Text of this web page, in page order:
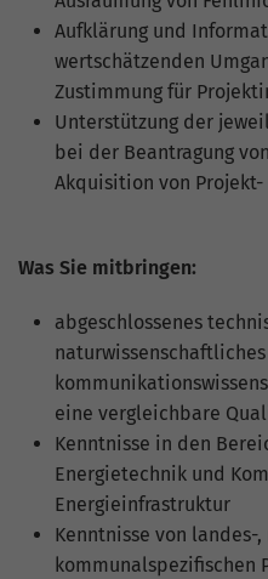
Aufklärung und
wertschätzenden
Zustimmung für
Unterstützung der
bei der Beantragung
Akquisition von
Was Sie mitbringen:
abgeschlossenes
eine vergleichbare
Kenntnisse in den
Energietechnik und
Energieinfrastruktur
Kenntnisse von landes-
kommunalspezifischen
Laufzeit 1 Minute
Dies ist ein
gesetztes
das
eindeutige
oder der
um die von
begrenzen.